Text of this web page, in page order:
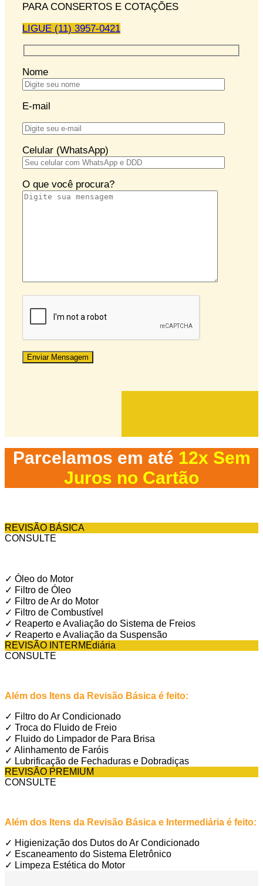
PARA CONSERTOS E COTAÇÕES
LIGUE (11) 3957-0421
Nome
E-mail
Celular (WhatsApp)
O que você procura?
Parcelamos em até 12x Sem
Juros no Cartão
REVISÃO BÁSICA
CONSULTE
✓ Óleo do Motor
✓ Filtro de Óleo
✓ Filtro de Ar do Motor
✓ Filtro de Combustível
✓ Reaperto e Avaliação do Sistema de Freios
✓ Reaperto e Avaliação da Suspensão
REVISÃO INTERMEdiária
CONSULTE
Além dos Itens da Revisão Básica é feito:
✓ Filtro do Ar Condicionado
✓ Troca do Fluido de Freio
✓ Fluido do Limpador de Para Brisa
✓ Alinhamento de Faróis
✓ Lubrificação de Fechaduras e Dobradiças
REVISÃO PREMIUM
CONSULTE
Além dos Itens da Revisão Básica e Intermediária é feito:
✓ Higienização dos Dutos do Ar Condicionado
✓ Escaneamento do Sistema Eletrônico
✓ Limpeza Estética do Motor